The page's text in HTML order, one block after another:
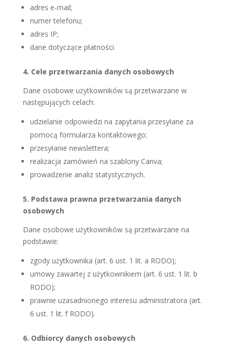
adres e-mail;
numer telefonu;
adres IP;
dane dotyczące płatności.
4. Cele przetwarzania danych osobowych
Dane osobowe użytkowników są przetwarzane w
następujących celach:
udzielanie odpowiedzi na zapytania przesyłane za
pomocą formularza kontaktowego;
przesyłanie newslettera;
realizacja zamówień na szablony Canva;
prowadzenie analiz statystycznych.
5. Podstawa prawna przetwarzania danych
osobowych
Dane osobowe użytkowników są przetwarzane na
podstawie:
zgody użytkownika (art. 6 ust. 1 lit. a RODO);
umowy zawartej z użytkownikiem (art. 6 ust. 1 lit. b
RODO);
prawnie uzasadnionego interesu administratora (art.
6 ust. 1 lit. f RODO).
6. Odbiorcy danych osobowych